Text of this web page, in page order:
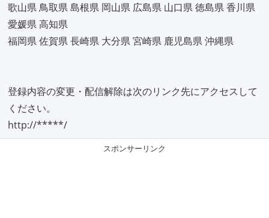
歌山県 鳥取県 島根県 岡山県 広島県 山口県 徳島県 香川県
愛媛県 高知県
福岡県 佐賀県 長崎県 大分県 宮崎県 鹿児島県 沖縄県
登録内容の変更・配信解除は次のリンク先にアクセスして
ください。
http://*****/
スポンサーリンク